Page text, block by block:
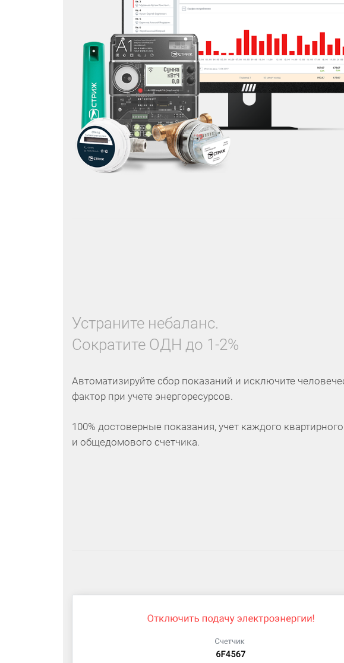
Устраните небаланс.
Сократите ОДН до 1-2%
Автоматизируйте сбор показаний и исключите
фактор при учете энергоресурсов.
100% достоверные показания, учет каждого квартирного
и общедомового счетчика.